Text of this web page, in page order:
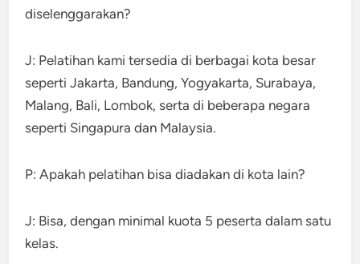
diselenggarakan?
J: Pelatihan kami tersedia di berbagai kota besar
seperti Jakarta, Bandung, Yogyakarta, Surabaya,
Malang, Bali, Lombok, serta di beberapa negara
seperti Singapura dan Malaysia.
P: Apakah pelatihan bisa diadakan di kota lain?
J: Bisa, dengan minimal kuota 5 peserta dalam satu
kelas.